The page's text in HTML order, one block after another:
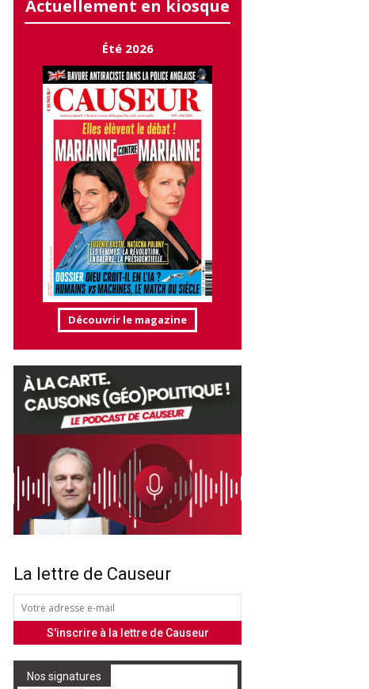
Actuellement en kiosque
Été 2026
Découvrir le magazine
La lettre de Causeur
Nos signatures